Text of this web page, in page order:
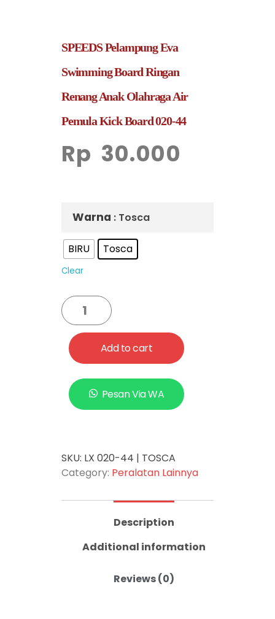
SPEEDS Pelampung Eva
Swimming Board Ringan
Renang Anak Olahraga Air
Pemula Kick Board 020-44
Rp 30.000
Warna : Tosca
BIRU Tosca
Clear
Add to cart
Pesan Via WA
SKU: LX 020-44 | TOSCA
Category: Peralatan Lainnya
Description
Additional information
Reviews (0)